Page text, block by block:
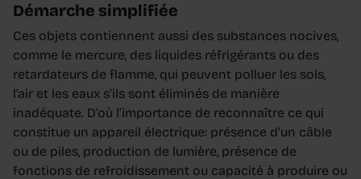
Démarche simplifiée
Ces objets contiennent aussi des substances nocives,
comme le mercure, des liquides réfrigérants ou des
retardateurs de flamme, qui peuvent polluer les sols,
l’air et les eaux s’ils sont éliminés de manière
inadéquate. D’où l’importance de reconnaître ce qui
constitue un appareil électrique: présence d’un câble
ou de piles, production de lumière, présence de
fonctions de refroidissement ou capacité à produire ou